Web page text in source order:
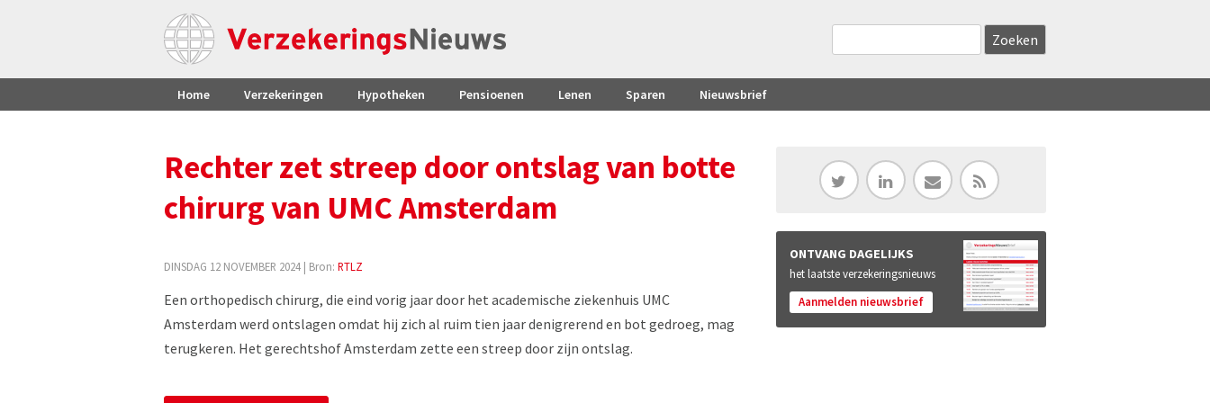
Home Verzekeringen Hypotheken Pensioenen Lenen Sparen Nieuwsbrief
Rechter zet streep door ontslag van botte
chirurg van UMC Amsterdam
DINSDAG 12 NOVEMBER 2024 | Bron: RTLZ
Een orthopedisch chirurg, die eind vorig jaar door het academische ziekenhuis UMC
Amsterdam werd ontslagen omdat hij zich al ruim tien jaar denigrerend en bot gedroeg, mag
terugkeren. Het gerechtshof Amsterdam zette een streep door zijn ontslag.
ONTVANG DAGELIJKS
het laatste verzekeringsnieuws
Aanmelden nieuwsbrief